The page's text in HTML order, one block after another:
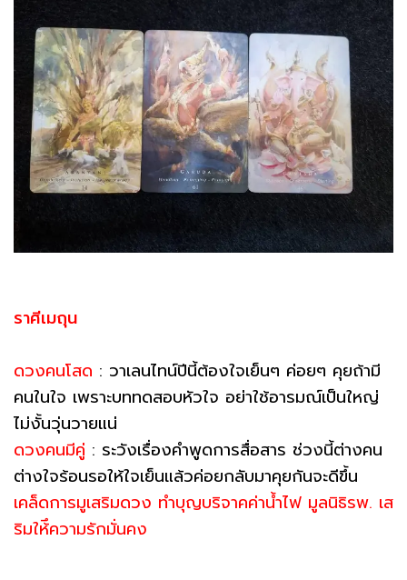
ราศีเมถุน
ดวงคนโสด : วาเลนไทน์ปีนี้ต้องใจเย็นๆ ค่อยๆ คุยถ้ามี
คนในใจ เพราะบททดสอบหัวใจ อย่าใช้อารมณ์เป็นใหญ่
ไม่งั้นวุ่นวายแน่
ดวงคนมีคู่ : ระวังเรื่องคำพูดการสื่อสาร ช่วงนี้ต่างคน
ต่างใจร้อนรอให้ใจเย็นแล้วค่อยกลับมาคุยกันจะดีขึ้น
เคล็ดการมูเสริมดวง ทำบุญบริจาคค่าน้ำไฟ มูลนิธิรพ. เส
ริมให้ึความรักมั่นคง